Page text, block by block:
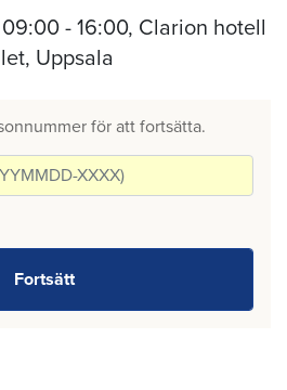
09:00 - 16:00, Clarion hotell
Uppsala
för att fortsätta.